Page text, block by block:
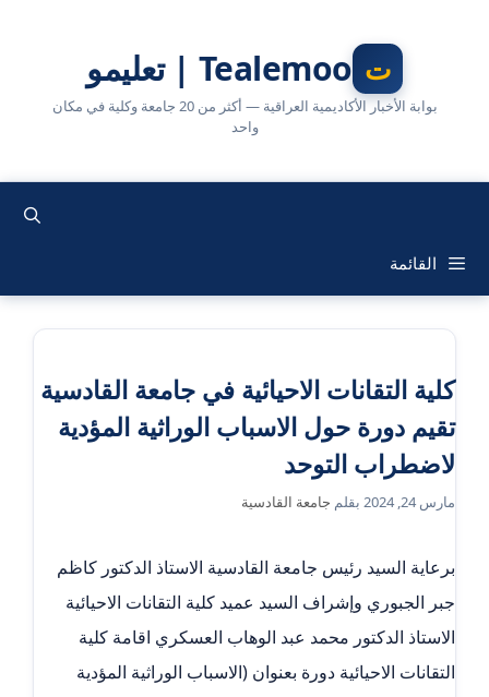
Tealemoo | تعليمو
بوابة الأخبار الأكاديمية العراقية — أكثر من 20 جامعة وكلية في مكان
واحد
القائمة
كلية التقانات الاحيائية في جامعة القادسية
تقيم دورة حول الاسباب الوراثية المؤدية
لاضطراب التوحد
مارس 24, 2024 بقلم جامعة القادسية
برعاية السيد رئيس جامعة القادسية الاستاذ الدكتور كاظم
جبر الجبوري وإشراف السيد عميد كلية التقانات الاحيائية
الاستاذ الدكتور محمد عبد الوهاب العسكري اقامة كلية
التقانات الاحيائية دورة بعنوان (الاسباب الوراثية المؤدية